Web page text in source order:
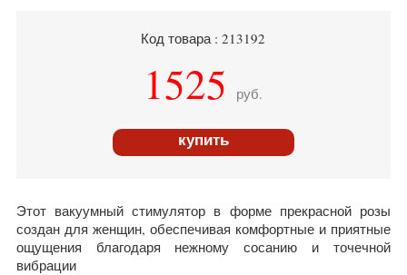
Код товара : 213192
1525 руб.
купить
Этот вакуумный стимулятор в форме прекрасной розы
создан для женщин, обеспечивая комфортные и приятные
ощущения благодаря нежному сосанию и точечной
вибрации